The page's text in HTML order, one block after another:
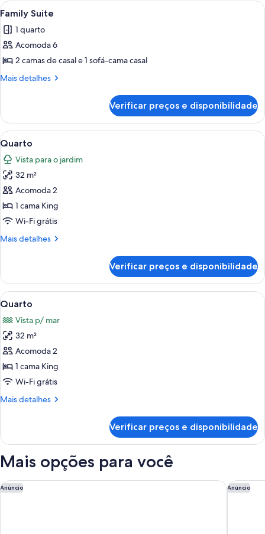
View
Carrega
todas
as
fotos
de
Family
Quarto de hotel com duas camas,
6
Family Suite
1 quarto
Acomoda 6
2 camas de casal e 1 sofá-cama casal
Mais detalhes
Mais
Suite
Verificar preços e disponibilidade
Carrega
todas
as
fotos
de
Quarto
Frigobar (abastecido com alguns
6
Quarto
Vista para o jardim
32 m²
Acomoda 2
1 cama King
Wi-Fi grátis
Mais detalhes
Mais
Verificar preços e disponibilidade
Carrega
todas
as
fotos
de
Quarto
Frigobar (abastecido com alguns
8
Quarto
Vista p/ mar
32 m²
Acomoda 2
1 cama King
Wi-Fi grátis
Mais detalhes
Mais
Verificar preços e disponibilidade
Mais opções para você
Anúncio
Secrets Aura Cozumel - Adults Only - All Inclusive Anúncio
Dreams